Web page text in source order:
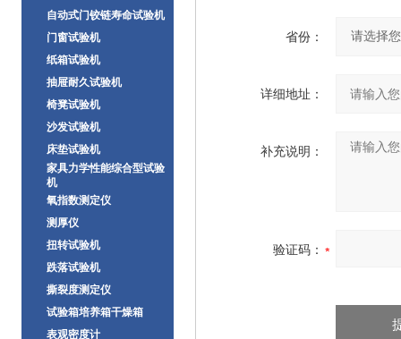
自动式门铰链寿命试验机
门窗试验机
纸箱试验机
抽屉耐久试验机
椅凳试验机
沙发试验机
床垫试验机
家具力学性能综合型试验
机
氧指数测定仪
测厚仪
扭转试验机
跌落试验机
撕裂度测定仪
试验箱培养箱干燥箱
表观密度计
省份：
详细地址：
补充说明：
验证码：